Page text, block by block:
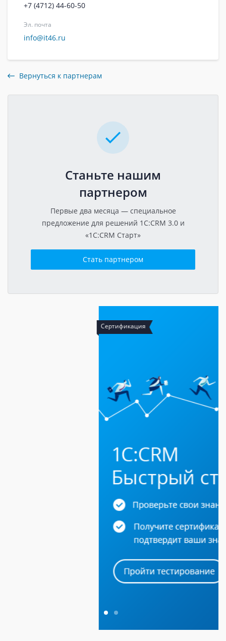
+7 (4712) 44-60-50
Эл. почта
info@it46.ru
Вернуться к партнерам
Станьте нашим
партнером
Первые два месяца — специальное
предложение для решений 1C:CRM 3.0 и
«1C:CRM Старт»
Стать партнером